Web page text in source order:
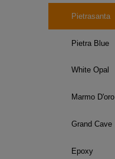
Pietrasanta
Pietra Blue
White Opal
Marmo D'oro
Grand Cave
Epoxy